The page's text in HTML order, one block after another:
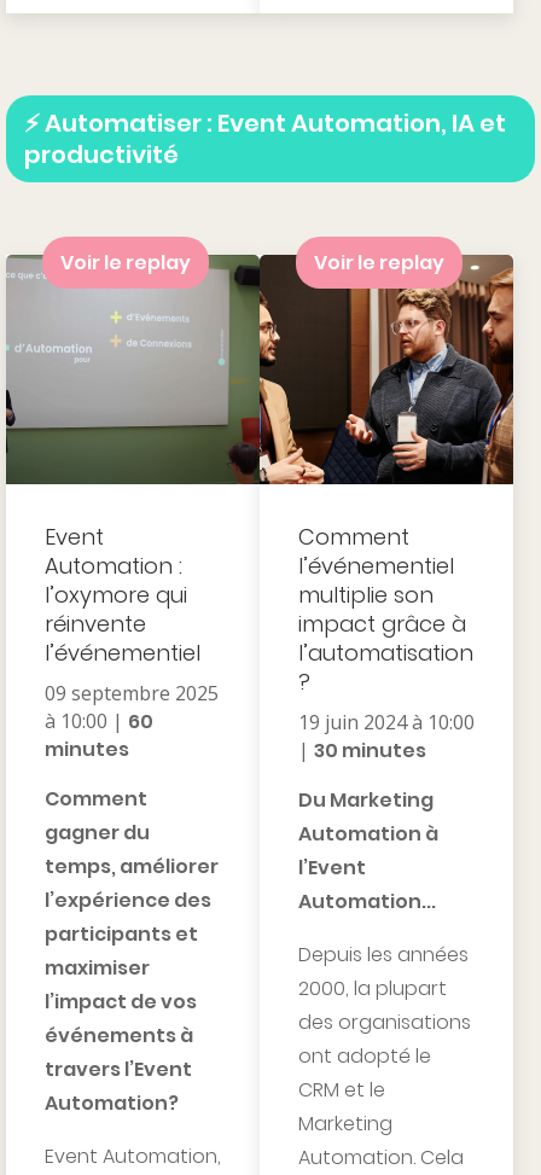
⚡ Automatiser : Event Automation, IA et
productivité
Event
Automation :
l’oxymore qui
réinvente
l’événementiel
09 septembre 2025
à 10:00 | 60
minutes
Comment
gagner du
temps, améliorer
l’expérience des
participants et
maximiser
l’impact de vos
événements à
travers l’Event
Automation?
Event Automation,
Voir le replay
Comment
l’événementiel
multiplie son
impact grâce à
l’automatisation
?
19 juin 2024 à 10:00
|30 minutes
Du Marketing
Automation à
l’Event
Automation...
Depuis les années
2000, la plupart
des organisations
ont adopté le
CRM et le
Marketing
Automation. Cela
Voir le replay